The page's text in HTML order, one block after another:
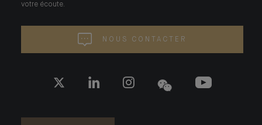
votre écoute.
NOUS CONTACTER